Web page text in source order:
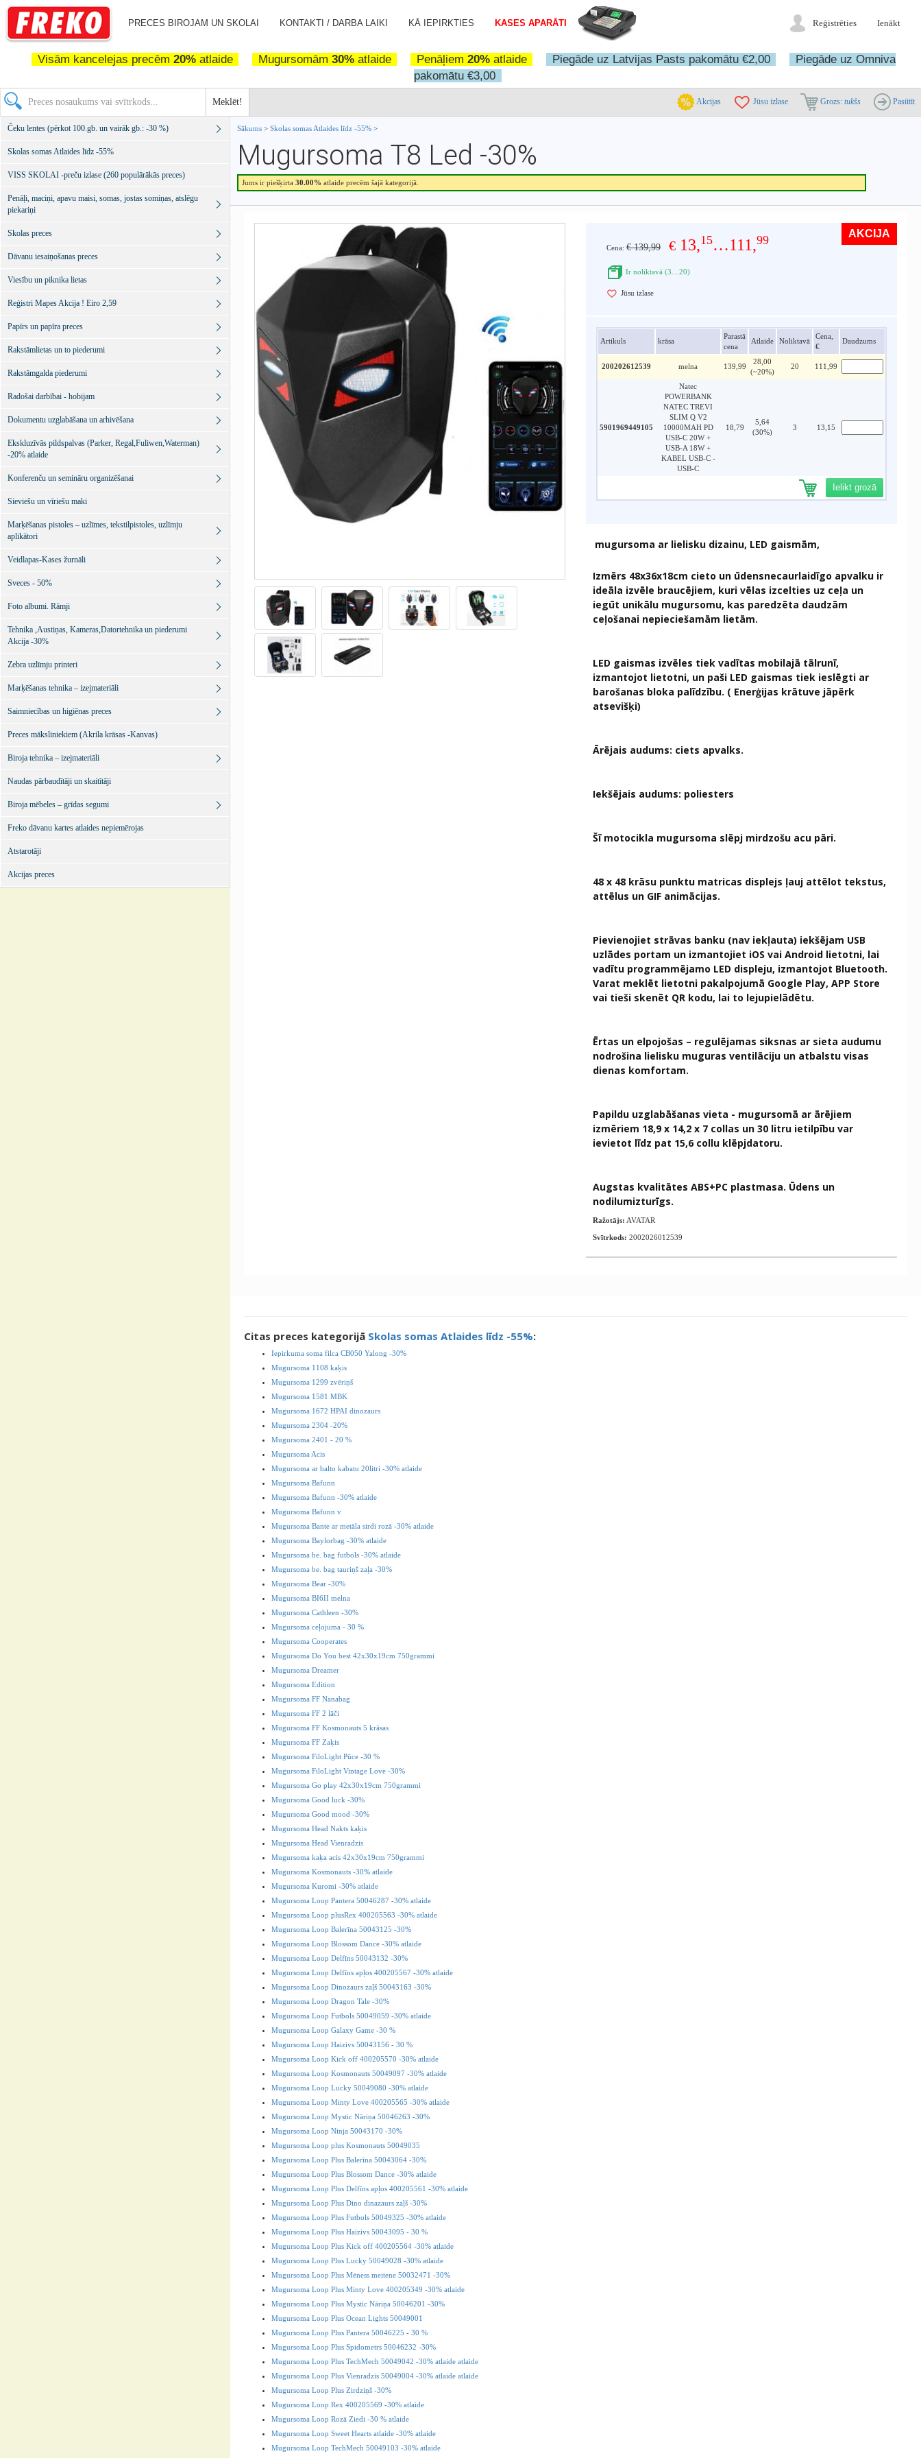
PRECES BIROJAM UN SKOLAI KONTAKTI / DARBA LAIKI KĀ IEPIRKTIES KASES APARĀTI Reģistrēties Ienākt
Visām kancelejas precēm 20%atlaide Mugursomām 30%atlaide Penāļiem 20%atlaide Piegāde uz Latvijas Pasts pakomātu €2,00
Piegāde uz Omniva
pakomātu €3,00
Meklēt! Akcijas Jūsu izlase Grozs: tukšs Pasūtīt
Sākums > Skolas somas Atlaides līdz -55% >
Mugursoma T8 Led -30%
Jums ir piešķirta 30.00% atlaide precēm šajā kategorijā.
Cena: € 139,99 € 13,15…111,99
Ir noliktavā (3…20)
Jūsu izlase
AKCIJA
Artikuls krāsa
Parastā
cena
Atlaide Noliktavā
Cena,
€
Daudzums
200202612539 melna 139,99
28,00
(~20%)
20 111,99
5901969449105
Natec
POWERBANK
NATEC TREVI
SLIM Q V2
10000MAH PD
USB-C 20W +
USB-A 18W +
KABEL USB-C -
USB-C
18,79
5,64
(30%)
3 13,15
Ielikt grozā
mugursoma ar lielisku dizainu, LED gaismām,
Izmērs 48x36x18cm cieto un ūdensnecaurlaidīgo apvalku ir
ideāla izvēle braucējiem, kuri vēlas izcelties uz ceļa un
iegūt unikālu mugursomu, kas paredzēta daudzām
ceļošanai nepieciešamām lietām.
LED gaismas izvēles tiek vadītas mobilajā tālrunī,
izmantojot lietotni, un paši LED gaismas tiek ieslēgti ar
barošanas bloka palīdzību. ( Enerģijas krātuve jāpērk
atsevišķi)
Ārējais audums: ciets apvalks.
Iekšējais audums: poliesters
Šī motocikla mugursoma slēpj mirdzošu acu pāri.
48 x 48 krāsu punktu matricas displejs ļauj attēlot tekstus,
attēlus un GIF animācijas.
Pievienojiet strāvas banku (nav iekļauta) iekšējam USB
uzlādes portam un izmantojiet iOS vai Android lietotni, lai
vadītu programmējamo LED displeju, izmantojot Bluetooth.
Varat meklēt lietotni pakalpojumā Google Play, APP Store
vai tieši skenēt QR kodu, lai to lejupielādētu.
Ērtas un elpojošas – regulējamas siksnas ar sieta audumu
nodrošina lielisku muguras ventilāciju un atbalstu visas
dienas komfortam.
Papildu uzglabāšanas vieta - mugursomā ar ārējiem
izmēriem 18,9 x 14,2 x 7 collas un 30 litru ietilpību var
ievietot līdz pat 15,6 collu klēpjdatoru.
Augstas kvalitātes ABS+PC plastmasa. Ūdens un
nodilumizturīgs.
Ražotājs: AVATAR
Svītrkods: 2002026012539
Citas preces kategorijā Skolas somas Atlaides līdz -55%:
Iepirkuma soma filca CB050 Yalong -30%
Mugursoma 1108 kaķis
Mugursoma 1299 zvēriņš
Mugursoma 1581 MBK
Mugursoma 1672 HPAI dinozaurs
Mugursoma 2304 -20%
Mugursoma 2401 - 20 %
Mugursoma Acis
Mugursoma ar balto kabatu 20litri -30% atlaide
Mugursoma Bafunn
Mugursoma Bafunn -30% atlaide
Mugursoma Bafunn v
Mugursoma Bante ar metāla sirdi rozā -30% atlaide
Mugursoma Baylorbag -30% atlaide
Mugursoma be. bag futbols -30% atlaide
Mugursoma be. bag tauriņš zaļa -30%
Mugursoma Bear -30%
Mugursoma BI6II melna
Mugursoma Cathleen -30%
Mugursoma ceļojuma - 30 %
Mugursoma Cooperates
Mugursoma Do You best 42x30x19cm 750grammi
Mugursoma Dreamer
Mugursoma Edition
Mugursoma FF Nanabag
Mugursoma FF 2 lāči
Mugursoma FF Kosmonauts 5 krāsas
Mugursoma FF Zaķis
Mugursoma FiloLight Pūce -30 %
Mugursoma FiloLight Vintage Love -30%
Mugursoma Go play 42x30x19cm 750grammi
Mugursoma Good luck -30%
Mugursoma Good mood -30%
Mugursoma Head Nakts kaķis
Mugursoma Head Vienradzis
Mugursoma kaķa acis 42x30x19cm 750grammi
Mugursoma Kosmonauts -30% atlaide
Mugursoma Kuromi -30% atlaide
Mugursoma Loop Pantera 50046287 -30% atlaide
Mugursoma Loop plusRex 400205563 -30% atlaide
Mugursoma Loop Balerīna 50043125 -30%
Mugursoma Loop Blossom Dance -30% atlaide
Mugursoma Loop Delfīns 50043132 -30%
Mugursoma Loop Delfīns apļos 400205567 -30% atlaide
Mugursoma Loop Dinozaurs zaļš 50043163 -30%
Mugursoma Loop Dragon Tale -30%
Mugursoma Loop Futbols 50049059 -30% atlaide
Mugursoma Loop Galaxy Game -30 %
Mugursoma Loop Haizivs 50043156 - 30 %
Mugursoma Loop Kick off 400205570 -30% atlaide
Mugursoma Loop Kosmonauts 50049097 -30% atlaide
Mugursoma Loop Lucky 50049080 -30% atlaide
Mugursoma Loop Minty Love 400205565 -30% atlaide
Mugursoma Loop Mystic Nāriņa 50046263 -30%
Mugursoma Loop Ninja 50043170 -30%
Mugursoma Loop plus Kosmonauts 50049035
Mugursoma Loop Plus Balerīna 50043064 -30%
Mugursoma Loop Plus Blossom Dance -30% atlaide
Mugursoma Loop Plus Delfīns apļos 400205561 -30% atlaide
Mugursoma Loop Plus Dino dinazaurs zaļš -30%
Mugursoma Loop Plus Futbols 50049325 -30% atlaide
Mugursoma Loop Plus Haizivs 50043095 - 30 %
Mugursoma Loop Plus Kick off 400205564 -30% atlaide
Mugursoma Loop Plus Lucky 50049028 -30% atlaide
Mugursoma Loop Plus Mēness meitene 50032471 -30%
Mugursoma Loop Plus Minty Love 400205349 -30% atlaide
Mugursoma Loop Plus Mystic Nāriņa 50046201 -30%
Mugursoma Loop Plus Ocean Lights 50049001
Mugursoma Loop Plus Pantera 50046225 - 30 %
Mugursoma Loop Plus Spidometrs 50046232 -30%
Mugursoma Loop Plus TechMech 50049042 -30% atlaide atlaide
Mugursoma Loop Plus Vienradzis 50049004 -30% atlaide atlaide
Mugursoma Loop Plus Zirdziņš -30%
Mugursoma Loop Rex 400205569 -30% atlaide
Mugursoma Loop Rozā Ziedi -30 % atlaide
Mugursoma Loop Sweet Hearts atlaide -30% atlaide
Mugursoma Loop TechMech 50049103 -30% atlaide
Čeku lentes (pērkot 100.gb. un vairāk gb.: -30 %)
Skolas somas Atlaides līdz -55%
VISS SKOLAI -preču izlase (260 populārākās preces)
Penāļi, maciņi, apavu maisi, somas, jostas somiņas, atslēgu
piekariņi
Skolas preces
Dāvanu iesaiņošanas preces
Viesību un piknika lietas
Reģistri Mapes Akcija ! Eiro 2,59
Papīrs un papīra preces
Rakstāmlietas un to piederumi
Rakstāmgalda piederumi
Radošai darbībai - hobijam
Dokumentu uzglabāšana un arhivēšana
Ekskluzīvās pildspalvas (Parker, Regal,Fuliwen,Waterman)
-20% atlaide
Konferenču un semināru organizēšanai
Sieviešu un vīriešu maki
Marķēšanas pistoles – uzlīmes, tekstilpistoles, uzlīmju
aplikātori
Veidlapas-Kases žurnāli
Sveces - 50%
Foto albumi. Rāmji
Tehnika ,Austiņas, Kameras,Datortehnika un piederumi
Akcija -30%
Zebra uzlīmju printeri
Marķēšanas tehnika – izejmateriāli
Saimniecības un higiēnas preces
Preces māksliniekiem (Akrila krāsas -Kanvas)
Biroja tehnika – izejmateriāli
Naudas pārbaudītāji un skaitītāji
Biroja mēbeles – grīdas segumi
Freko dāvanu kartes atlaides nepiemērojas
Atstarotāji
Akcijas preces